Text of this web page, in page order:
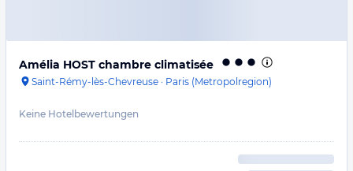
Amélia HOST chambre climatisée
Saint-Rémy-lès-Chevreuse · Paris (Metropolregion)
Keine Hotelbewertungen